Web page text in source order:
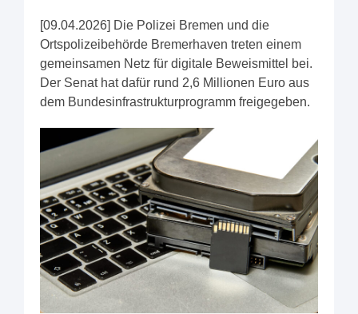
[09.04.2026] Die Polizei Bremen und die
Ortspolizeibehörde Bremerhaven treten einem
gemeinsamen Netz für digitale Beweismittel bei.
Der Senat hat dafür rund 2,6 Millionen Euro aus
dem Bundesinfrastrukturprogramm freigegeben.